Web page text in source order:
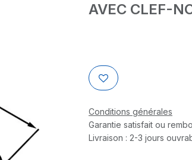
AVEC CLEF-
Conditions générales
Garantie satisfait ou
Livraison : 2-3 jours